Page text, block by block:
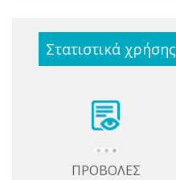
Στατιστικά χρήσης
ΠΡΟΒΟΛΕΣ